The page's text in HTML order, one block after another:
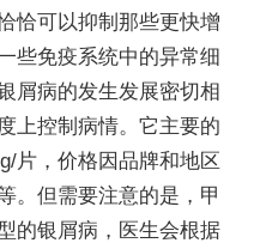
恰可以抑制那些更快增
些免疫系统中的异常细
屑病的发生发展密切相
上控制病情。它主要的
片，价格因品牌和地区
。但需要注意的是，甲
的银屑病，医生会根据